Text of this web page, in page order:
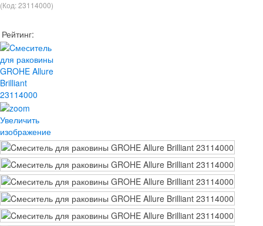
(Код:23114000)
Рейтинг:
Увеличить
изображение